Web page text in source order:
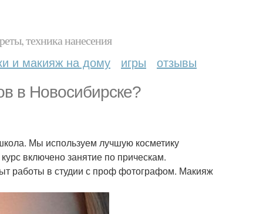
техника нанесения
и макияж на дому игры отзывы
в Новосибирске?
Мы используем лучшую косметику
включено занятие по прическам.
работы в студии с проф фотографом. Макияж